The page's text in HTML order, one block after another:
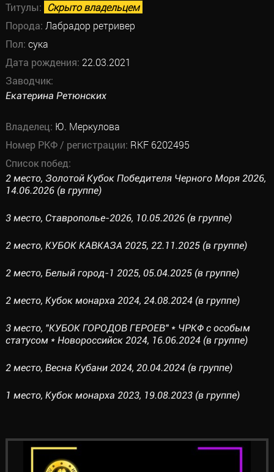
Титулы: Скрыто владельцем
Порода: Лабрадор ретривер
Пол: сука
Дата рождения: 22.03.2021
Заводчик:
Екатерина Ретюнских
Владелец: Ю. Меркулова
Номер РКФ / регистрации: RKF 6202495
Список побед:
2 место, Золотой Кубок Победителя Черного Моря 2026,
14.06.2026 (в группе)
3 место, Ставрополье-2026, 10.05.2026 (в группе)
2 место, КУБОК КАВКАЗА 2025, 22.11.2025 (в группе)
2 место, Белый город-1 2025, 05.04.2025 (в группе)
2 место, Кубок монарха 2024, 24.08.2024 (в группе)
3 место, "КУБОК ГОРОДОВ ГЕРОЕВ" * ЧРКФ с особым
статусом * Новороссийск 2024, 16.06.2024 (в группе)
2 место, Весна Кубани 2024, 20.04.2024 (в группе)
1 место, Кубок монарха 2023, 19.08.2023 (в группе)